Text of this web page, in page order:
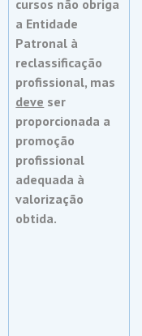
cursos não obriga
a Entidade
Patronal à
reclassificação
profissional, mas
deve ser
proporcionada a
promoção
profissional
adequada à
valorização
obtida.